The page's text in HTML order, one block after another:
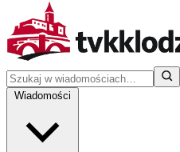
Wiadomości